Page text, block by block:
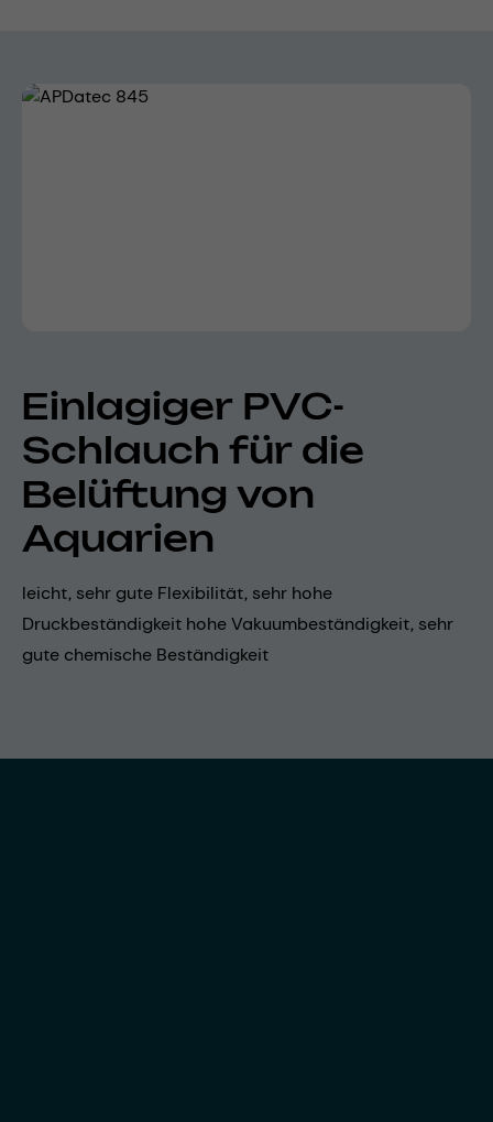
Bildergalerie überspringen
Einlagiger PVC-
Schlauch für die
Belüftung von
Aquarien
leicht, sehr gute Flexibilität, sehr hohe
Druckbeständigkeit hohe Vakuumbeständigkeit, sehr
gute chemische Beständigkeit